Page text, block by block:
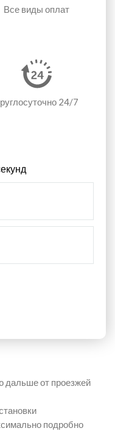
Все виды оплат
24/7
дальше от проезжей
подробно